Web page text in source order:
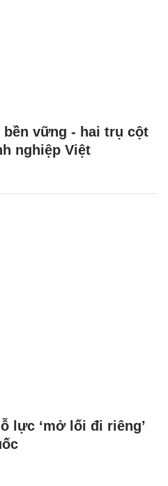
bền vững - hai trụ cột
nghiệp Việt
lực ‘mở lối đi riêng’